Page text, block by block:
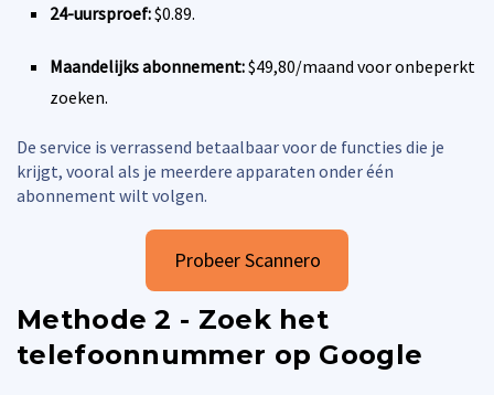
24-uursproef:$0.89.
Maandelijks abonnement:$49,80/maand voor onbeperkt
zoeken.
De service is verrassend betaalbaar voor de functies die je
krijgt, vooral als je meerdere apparaten onder één
abonnement wilt volgen.
Probeer Scannero
Methode 2 - Zoek het
telefoonnummer op Google